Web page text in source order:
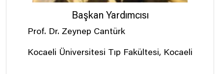
Başkan Yardımcısı
Prof. Dr. Zeynep Cantürk
Kocaeli Üniversitesi Tıp Fakültesi, Kocaeli